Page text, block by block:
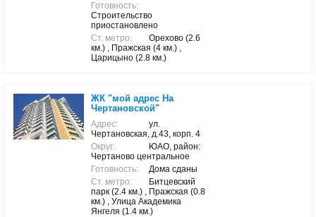
Готовность:
Строительство
приостановлено
Ст. метро:
Орехово (2.6
км.) , Пражская (4 км.) ,
Царицыно (2.8 км.)
ЖК "мой адрес На
Чертановской"
Адрес:
ул.
Чертановская, д.43, корп. 4
Округ:
ЮАО, район:
Чертаново центральное
Готовность:
Дома сданы
Ст. метро:
Битцевский
парк (2.4 км.) , Пражская (0.8
км.) , Улица Академика
Янгеля (1.4 км.)